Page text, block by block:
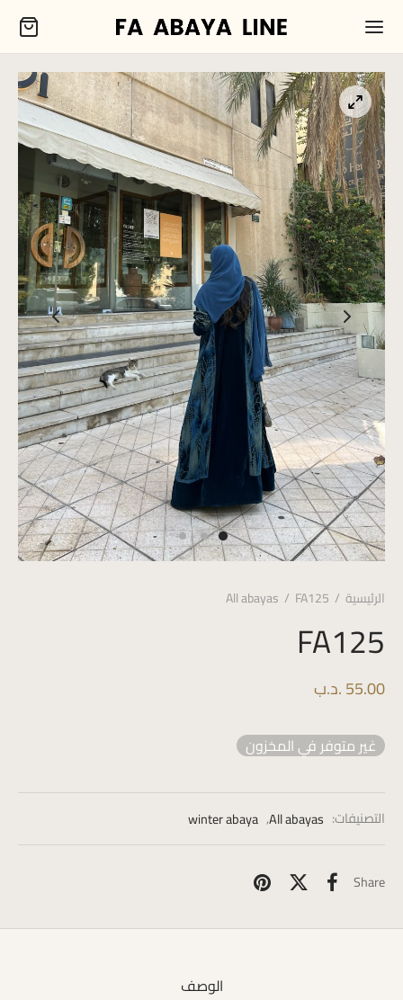
الرئيسية /
All abayas / FA125
FA125
55.00.د.ب
غير متوفر في المخزون
التصنيفات: All abayas
,
winter abaya
Share
الوصف